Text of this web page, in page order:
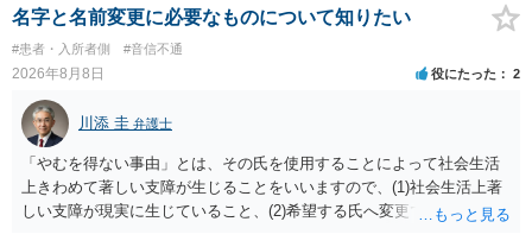
償金の支払いが必要になります。
名字と名前変更に必要なものについて知りたい
#患者・入所者側 #音信不通
2026年8月8日 役にたった 2
川添 圭 弁護士
「やむを得ない事由」とは、その氏を使用することによって社会生活
上きわめて著しい支障が生じることをいいますので、(1)社会生活上著
しい支障が現実に生じていること、(2)希望する氏へ変更できればその